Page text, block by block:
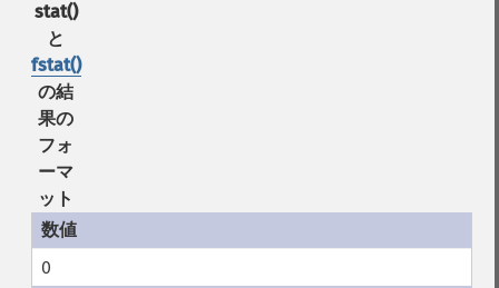
stat()
と
fstat()
の結
果の
フォ
ーマ
ット
0